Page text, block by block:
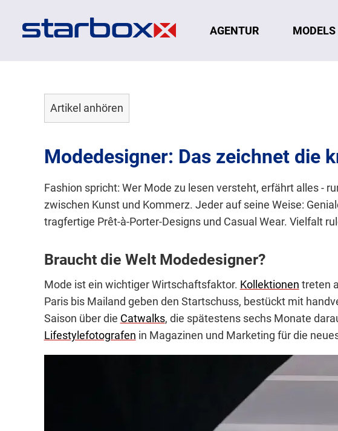
Navigation AGENTUR MODELS
Artikel anhören
Modedesigner: Das zeichnet die
Fashion spricht: Wer Mode zu lesen versteht, erfährt alles -
zwischen Kunst und Kommerz. Jeder auf seine Weise:
tragfertige Prêt-à-Porter-Designs und Casual Wear. Vielfalt
Braucht die Welt Modedesigner?
Mode ist ein wichtiger Wirtschaftsfaktor. Kollektionen treten
Paris bis Mailand geben den Startschuss, bestückt mit
Saison über die Catwalks, die spätestens sechs Monate
Lifestylefotografen in Magazinen und Marketing für die